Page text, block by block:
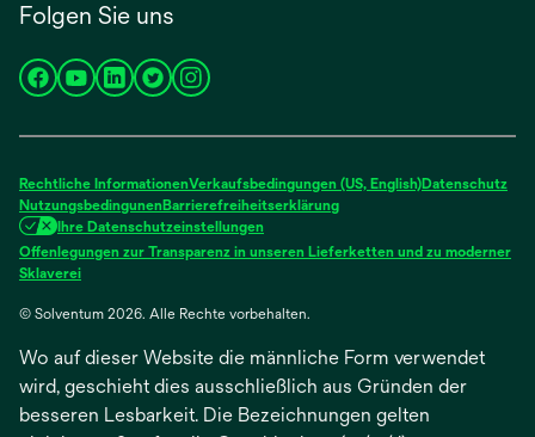
Folgen Sie uns
wird
neuen
Registerkarte
geöffnet
wird
neuen
Registerkarte
geöffnet
wird
neuen
Registerkarte
geöffnet
wird
neuen
Registerkarte
geöffnet
wird
neuen
Registerkarte
geöffnet
Rechtliche InformationenVerkaufsbedingungen (US, English)Datenschutz
NutzungsbedingunenBarrierefreiheitserklärung
Ihre Datenschutzeinstellungen
Offenlegungen zur Transparenz in unseren Lieferketten und zu moderner
Sklavereiwird
einer
Registerkarte
geöffnet
© Solventum 2026. Alle Rechte vorbehalten.
Wo auf dieser Website die männliche Form verwendet
wird, geschieht dies ausschließlich aus Gründen der
besseren Lesbarkeit. Die Bezeichnungen gelten